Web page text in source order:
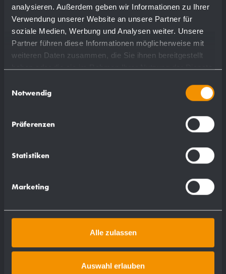
analysieren. Außerdem geben wir Informationen zu Ihrer
Verwendung unserer Website an unsere Partner für
soziale Medien, Werbung und Analysen weiter. Unsere
Partner führen diese Informationen möglicherweise mit
weiteren Daten zusammen, die Sie ihnen bereitgestellt
haben oder die sie im Rahmen Ihrer Nutzung der Dienste
Notwendig
Präferenzen
Statistiken
Marketing
Alle zulassen
Auswahl erlauben